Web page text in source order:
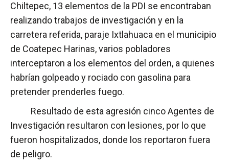
Chiltepec, 13 elementos de la PDI se encontraban
realizando trabajos de investigación y en la
carretera referida, paraje Ixtlahuaca en el municipio
de Coatepec Harinas, varios pobladores
interceptaron a los elementos del orden, a quienes
habrían golpeado y rociado con gasolina para
pretender prenderles fuego.
Resultado de esta agresión cinco Agentes de
Investigación resultaron con lesiones, por lo que
fueron hospitalizados, donde los reportaron fuera
de peligro.